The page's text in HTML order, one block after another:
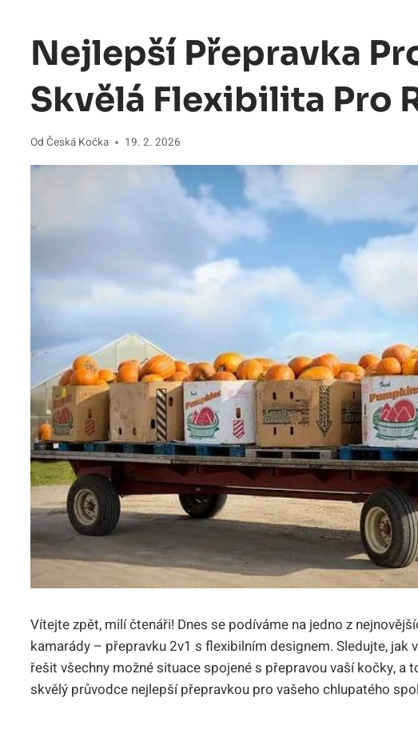
Nejlepší Přepravka
Skvělá Flexibilita Pro
Od Česká Kočka 19. 2. 2026
Vítejte zpět, milí čtenáři! Dnes se podíváme na jedno z
kamarády – přepravku 2v1 s flexibilním designem. Sledujte,
řešit všechny možné situace spojené s přepravou vaší kočky, a
skvělý průvodce nejlepší přepravkou pro vašeho chlupatého